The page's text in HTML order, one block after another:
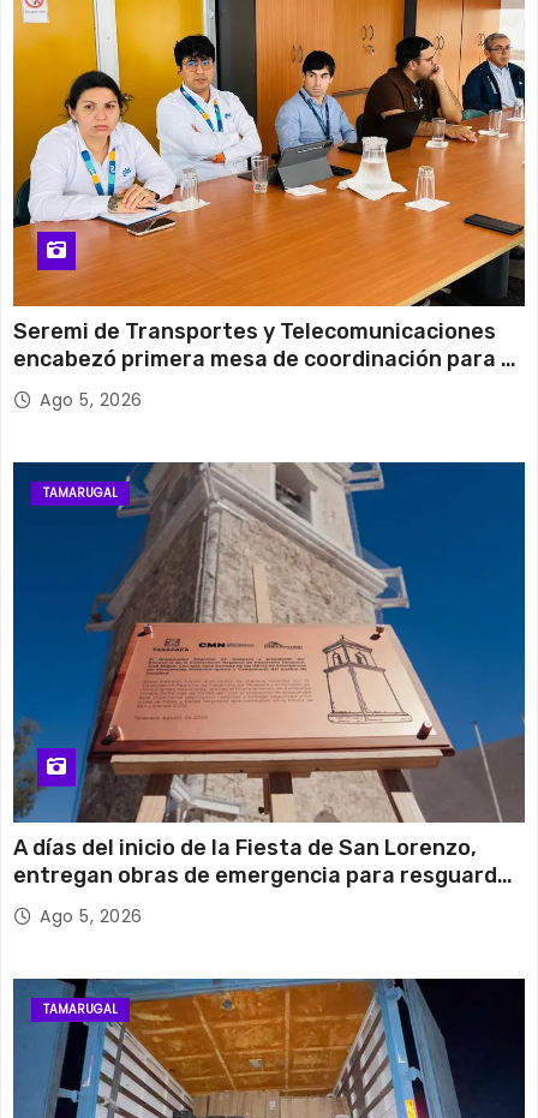
13 de agosto
Jueves
Seremi de Transportes y Telecomunicaciones
encabezó primera mesa de coordinación para el
retiro de cables en desuso en Iquique
Ago 5, 2026
TAMARUGAL
A días del inicio de la Fiesta de San Lorenzo,
entregan obras de emergencia para resguardar
su histórico campanario
Ago 5, 2026
TAMARUGAL